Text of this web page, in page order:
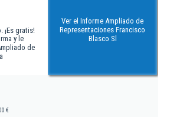
¡Es gratis!
y le
de
Ver el Informe Ampliado de
Representaciones Francisco
Blasco Sl
€